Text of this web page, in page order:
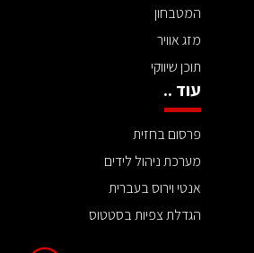
המטבחון
מזג אוויר
תוכן שיווקי
עוד ..
פרסום בחזית
מערכת ניהול לידים
אנטי וירוס בעברית
הגדלת צפיות בסטטוס